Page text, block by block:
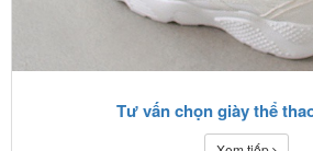
Tư vấn chọn giày thể